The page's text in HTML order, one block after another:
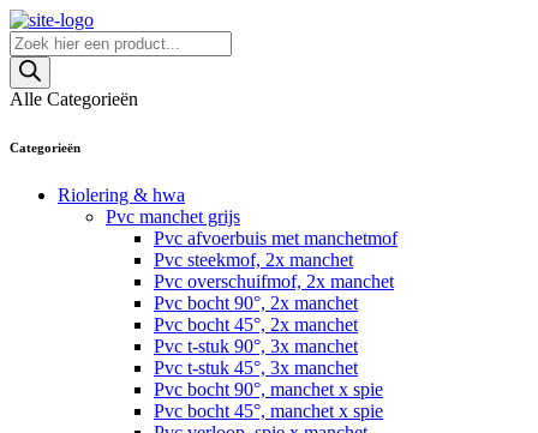
Skip
to
content
Producten
zoeken
Alle Categorieën
Categorieën
Riolering & hwa
Pvc manchet grijs
Pvc afvoerbuis met manchetmof
Pvc steekmof, 2x manchet
Pvc overschuifmof, 2x manchet
Pvc bocht 90°, 2x manchet
Pvc bocht 45°, 2x manchet
Pvc t-stuk 90°, 3x manchet
Pvc t-stuk 45°, 3x manchet
Pvc bocht 90°, manchet x spie
Pvc bocht 45°, manchet x spie